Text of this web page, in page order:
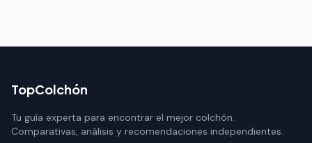
TopColchón
Tu guía experta para encontrar el mejor colchón.
Comparativas, análisis y recomendaciones independientes.